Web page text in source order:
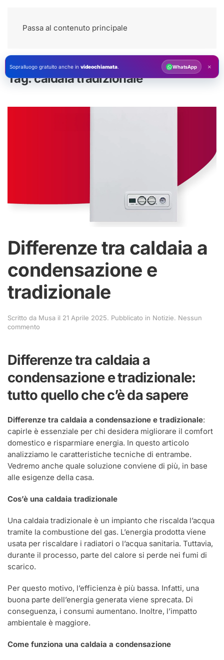
Passa al contenuto principale
Tag:caldaia tradizionale
Differenze tra caldaia a
condensazione e
tradizionale
Scritto da Musa il 21 Aprile 2025. Pubblicato in Notizie. Nessun
commento
a
condensazione
e
tradizionale
Differenze tra caldaia a
condensazione e tradizionale:
tutto quello che c’è da sapere
Differenze tra caldaia a condensazione e tradizionale:
capirle è essenziale per chi desidera migliorare il comfort
domestico e risparmiare energia. In questo articolo
analizziamo le caratteristiche tecniche di entrambe.
Vedremo anche quale soluzione conviene di più, in base
alle esigenze della casa.
Cos’è una caldaia tradizionale
Una caldaia tradizionale è un impianto che riscalda l’acqua
tramite la combustione del gas. L’energia prodotta viene
usata per riscaldare i radiatori o l’acqua sanitaria. Tuttavia,
durante il processo, parte del calore si perde nei fumi di
scarico.
Per questo motivo, l’efficienza è più bassa. Infatti, una
buona parte dell’energia generata viene sprecata. Di
conseguenza, i consumi aumentano. Inoltre, l’impatto
ambientale è maggiore.
Come funziona una caldaia a condensazione
Sopralluogo gratuito anche in videochiamata. WhatsApp ×